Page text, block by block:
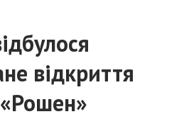
відкриття